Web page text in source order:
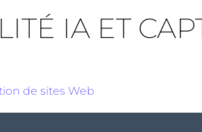
IA ET
de sites Web